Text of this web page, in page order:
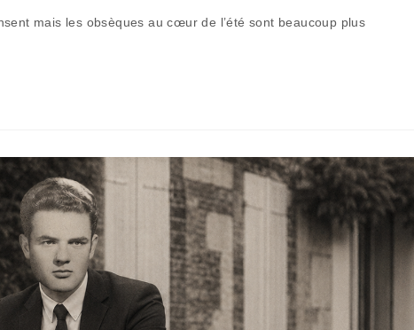
publication :
mais les obsèques au cœur de l’été sont beaucoup plus